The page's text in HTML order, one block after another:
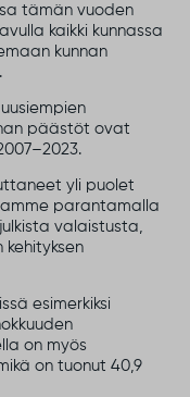
tämän vuoden
kaikki kunnassa
kunnan
päästöt ovat
yli puolet
parantamalla
valaistusta,
kehityksen
esimerkiksi
on myös
on tuonut 40,9